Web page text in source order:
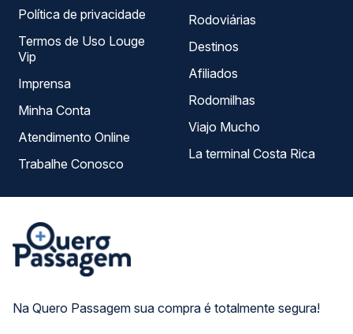
Na Quero Passagem sua compra é totalmente segura!
Política de privacidade
Termos de Uso Louge
Vip
Imprensa
Minha Conta
Atendimento Online
Trabalhe Conosco
Rodoviárias
Destinos
Afiliados
Rodomilhas
Viajo Mucho
La terminal Costa Rica